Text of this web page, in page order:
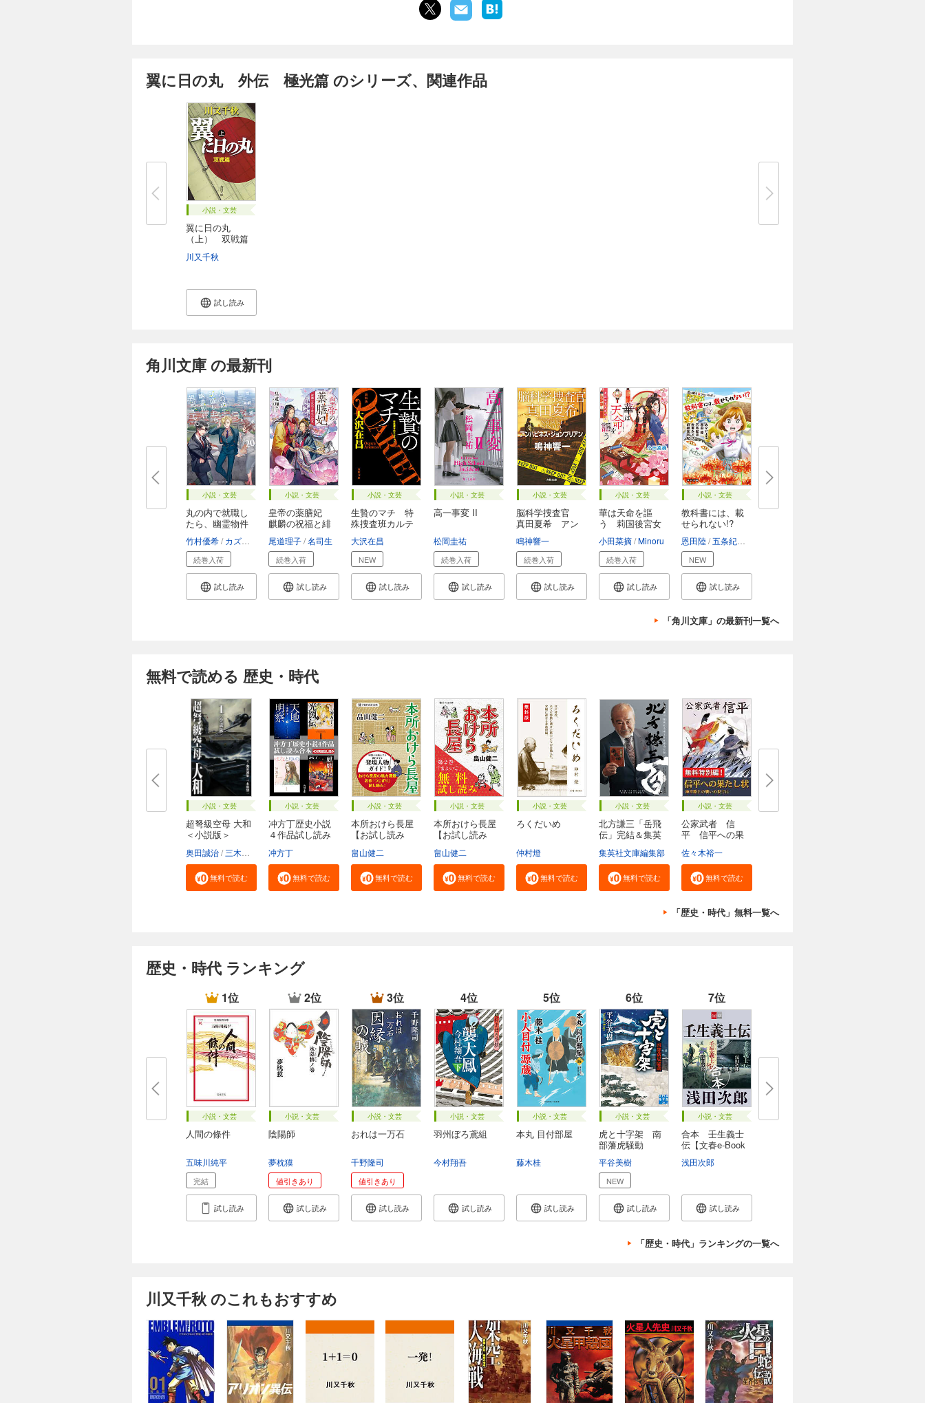
翼に日の丸 外伝 極光篇 のシリーズ、関連作品
小説・文芸
翼に日の丸
（上） 双戦篇
川又千秋
試し読み
角川文庫 の最新刊
小説・文芸
丸の内で就職し
たら、幽霊物件
竹村優希 カズアキ
続巻入荷
試し読み
小説・文芸
皇帝の薬膳妃
麒麟の祝福と緋
尾道理子 名司生
続巻入荷
試し読み
小説・文芸
生贄のマチ 特
殊捜査班カルテ
大沢在昌
NEW
試し読み
小説・文芸
高一事変 II
松岡圭祐
続巻入荷
試し読み
小説・文芸
脳科学捜査官
真田夏希 アン
鳴神響一
続巻入荷
試し読み
小説・文芸
華は天命を謳
う 莉国後宮女
小田菜摘 Minoru
続巻入荷
試し読み
小説・文芸
教科書には、載
せられない!?
恩田陸 五条紀夫
NEW
試し読み
「角川文庫」の最新刊一覧へ
無料で読める 歴史・時代
小説・文芸
超弩級空母 大和
＜小説版＞
奥田誠治 三木原慧一
無料で読む
小説・文芸
冲方丁歴史小説
４作品試し読み
冲方丁
無料で読む
小説・文芸
本所おけら長屋
【お試し読み
畠山健二
無料で読む
小説・文芸
本所おけら長屋
【お試し読み
畠山健二
無料で読む
小説・文芸
ろくだいめ
仲村燈
無料で読む
小説・文芸
北方謙三「岳飛
伝」完結＆集英
集英社文庫編集部
無料で読む
小説・文芸
公家武者 信
平 信平への果
佐々木裕一
無料で読む
「歴史・時代」無料一覧へ
歴史・時代 ランキング
1位
小説・文芸
人間の條件
五味川純平
完結
試し読み
2位
小説・文芸
陰陽師
夢枕獏
値引きあり
試し読み
3位
小説・文芸
おれは一万石
千野隆司
値引きあり
試し読み
4位
小説・文芸
羽州ぼろ鳶組
今村翔吾
試し読み
5位
小説・文芸
本丸 目付部屋
藤木桂
試し読み
6位
小説・文芸
虎と十字架 南
部藩虎騒動
平谷美樹
NEW
試し読み
7位
小説・文芸
合本 壬生義士
伝【文春e-Book
浅田次郎
試し読み
「歴史・時代」ランキングの一覧へ
川又千秋 のこれもおすすめ